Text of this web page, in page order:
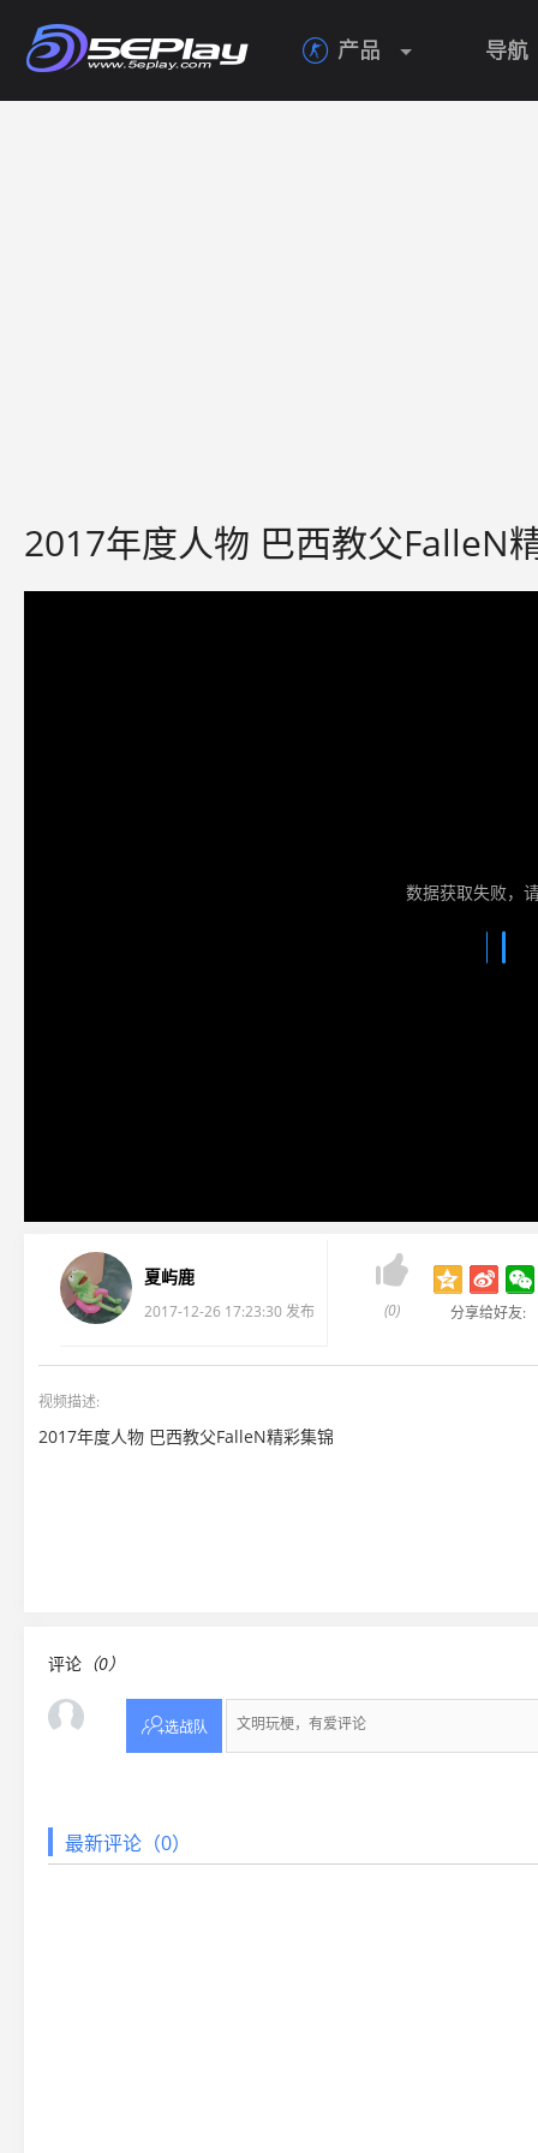
 产品 导航
2017年度人物 巴西教父FalleN
数据获取失败，
夏屿鹿
2017-12-26 17:23:30 发布

(0) 分享给好友:
视频描述:
2017年度人物 巴西教父FalleN精彩集锦
评论 （0）
选战队
最新评论（0）